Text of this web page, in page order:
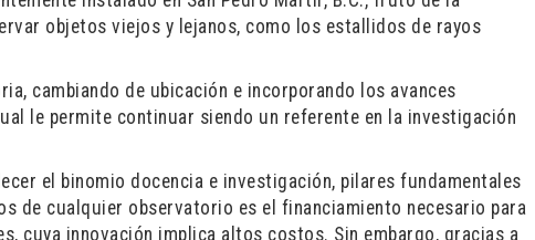
objetos viejos y lejanos, como los estallidos de rayos
cambiando de ubicación e incorporando los avances
le permite continuar siendo un referente en la investigación
el binomio docencia e investigación, pilares fundamentales
de cualquier observatorio es el financiamiento necesario para
cuya innovación implica altos costos. Sin embargo, gracias a